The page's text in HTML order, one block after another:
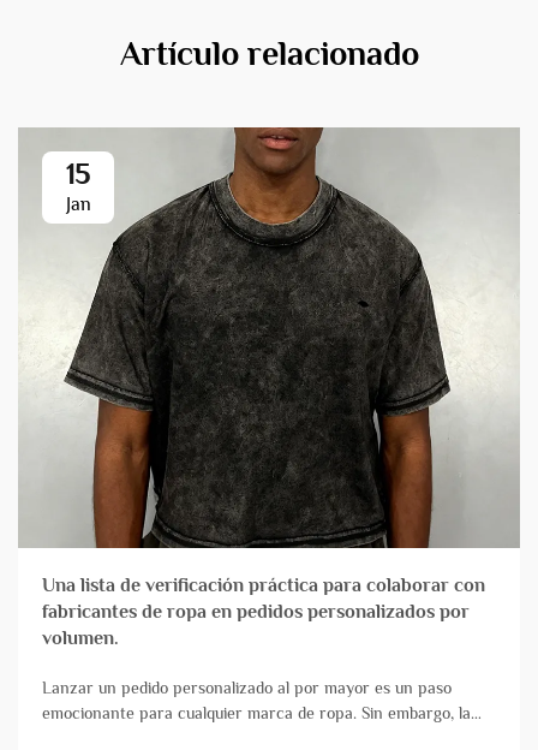
Artículo relacionado
15
Jan
Una lista de verificación práctica para colaborar con
fabricantes de ropa en pedidos personalizados por
volumen.
Lanzar un pedido personalizado al por mayor es un paso
emocionante para cualquier marca de ropa. Sin embargo, la